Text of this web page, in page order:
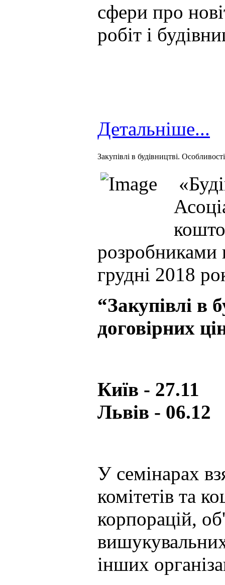
сфери про
робіт і
Детальніше...
Закупівлі в будівництві.
розробниками
грудні 2018
“Закупівлі в
договірних
Київ -
Львів - 06.12
У семінарах
комітетів та
корпорацій,
інших